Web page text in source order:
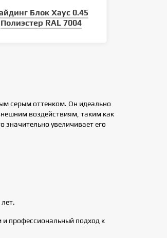
Блок Хаус 0.45
Полиэстер RAL 7004
серым оттенком. Он идеально
воздействиям, таким как
увеличивает его
и профессиональный подход к